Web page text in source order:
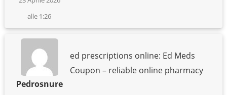
alle 1:26
Pedrosnure
ed prescriptions online: Ed Meds
Coupon – reliable online pharmacy